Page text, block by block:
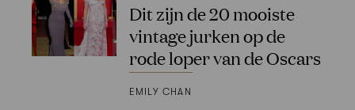
Dit zijn de 20 mooiste
vintage jurken op de
rode loper van de Oscars
EMILY CHAN